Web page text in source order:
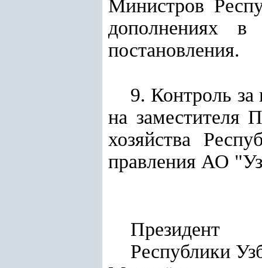
Министров
дополнениях в
постановления.
9. Контроль за
на заместителя
хозяйства
правления АО
Президент